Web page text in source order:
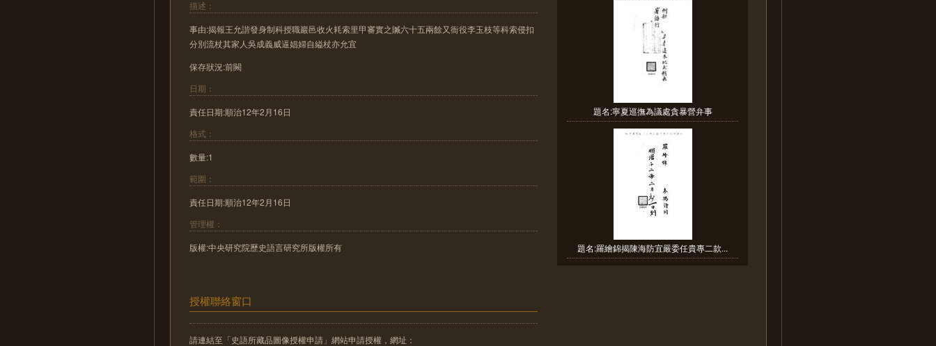
描述：
事由:揭報王允諧發身制科授職巖邑收火耗索里甲審實之贓六十五兩餘又衙役李玉枝等科索侵扣
分別流杖其家人吳成義威逼娼婦自縊杖亦允宜
保存狀況:前闕
日期：
責任日期:順治12年2月16日
格式：
數量:1
範圍：
責任日期:順治12年2月16日
管理權：
版權:中央研究院歷史語言研究所版權所有
授權聯絡窗口
請連結至「史語所藏品圖像授權申請」網站申請授權，網址：
題名:寧夏巡撫為議處貪暴營弁事
題名:羅繪錦揭陳海防宜嚴委任貴專二款...